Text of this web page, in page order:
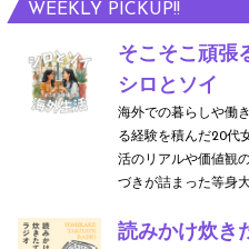
WEEKLY PICKUP!!
そこそこ頑張
シロとソイ
海外での暮らしや働
る経験を積んだ20代
活のリアルや価値観
づきが詰まった等身
読みかけ炊き